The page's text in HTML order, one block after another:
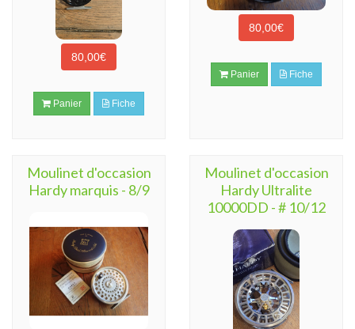
80,00€
Panier Fiche
80,00€
Panier Fiche
Moulinet d'occasion
Hardy marquis - 8/9
Moulinet d'occasion
Hardy Ultralite
10000DD - # 10/12